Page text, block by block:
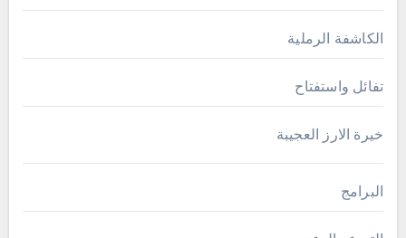
الكاشفة الرملية
تفائل واستفتاح
خيرة الارز العجيبة
البرامج